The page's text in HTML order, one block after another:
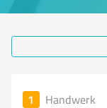
1 Handwerk